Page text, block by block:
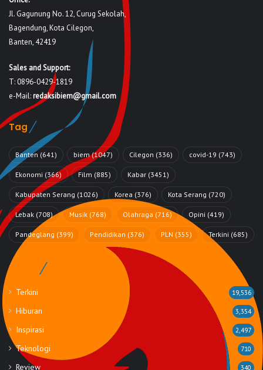
Jl. Gagunung No. 12, Curug Sekolah,
Bagendung, Kota Cilegon,
Banten, 42419
Sales and Support:
T: 0896-0429-1819
e-Mail:redaksibiem@gmail.com
Tag
Banten (641) biem(1047) Cilegon (336) covid-19 (743)
Ekonomi (366) Film (885) Kabar (3451)
Kabupaten Serang (1026) Korea (376) Kota Serang (720)
Lebak (708) Musik (768) Olahraga (716) Opini (419)
Pandeglang (399) Pendidikan (376) PLN (355) Terkini (685)
Rubrik
Terkini 19,536
Hiburan 3,354
Inspirasi 2,497
Teknologi 710
Review 340